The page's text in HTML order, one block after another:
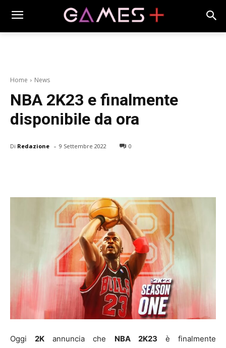
Home News
NBA 2K23 e finalmente
disponibile da ora
Di Redazione - 9 Settembre 2022 0
Oggi2K annuncia che NBA 2K23 è finalmente